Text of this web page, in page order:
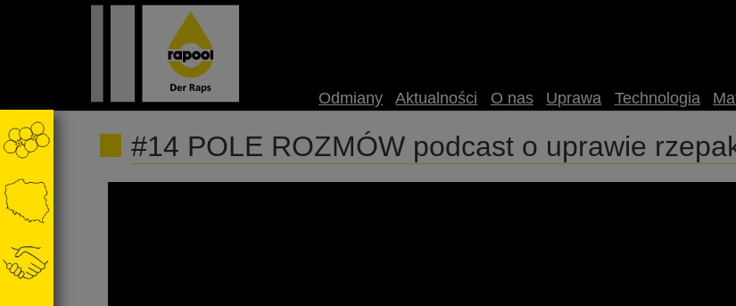
Odmiany Aktualności O nas Uprawa Technologia
#14 POLE ROZMÓW podcast o uprawie